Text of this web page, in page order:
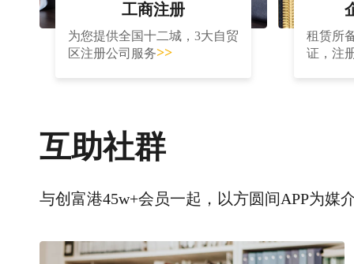
工商注册
为您提供全国十二城，3大自贸
区注册公司服务>>
租赁所
证，注
互助社群
与创富港45w+会员一起，以方圆间APP为媒